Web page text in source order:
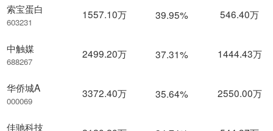
索宝蛋白
603231
中触媒
688267
华侨城A
000069
佳驰科技
1557.10万 39.95% 546.40万
2499.20万 37.31% 1444.43万
3372.40万 35.64% 2550.00万